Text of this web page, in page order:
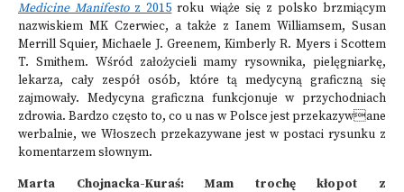
Medicine Manifestoz 2015 roku wiąże się z polsko brzmiącym
nazwiskiem MK Czerwiec, a także z Ianem Williamsem, Susan
Merrill Squier, Michaele J. Greenem, Kimberly R. Myers i Scottem
T. Smithem. Wśród założycieli mamy rysownika, pielęgniarkę,
lekarza, cały zespół osób, które tą medycyną graficzną się
zajmowały. Medycyna graficzna funkcjonuje w przychodniach
zdrowia. Bardzo często to, co u nas w Polsce jest przekazywane
werbalnie, we Włoszech przekazywane jest w postaci rysunku z
komentarzem słownym.
Marta Chojnacka-Kuraś: Mam trochę kłopot z